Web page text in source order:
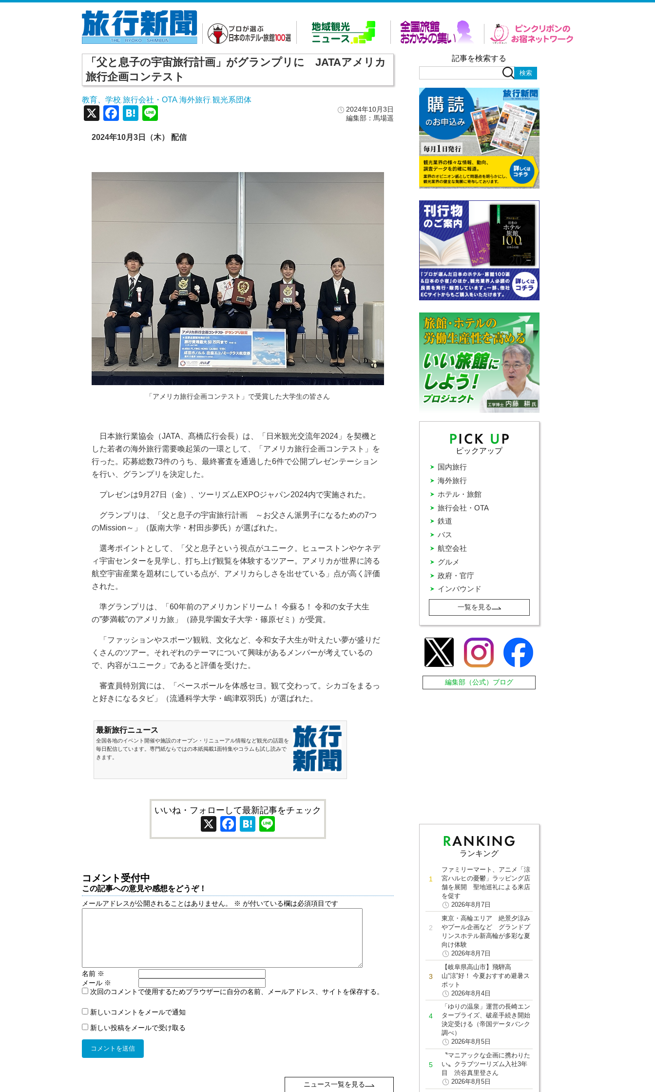
「父と息子の宇宙旅行計画」がグランプリに JATAアメリカ
旅行企画コンテスト
教育、学校 旅行会社・OTA 海外旅行 ,観光系団体
2024年10月3日
編集部：馬場遥
X Facebook
Hatena
2024年10月3日（木） 配信
「アメリカ旅行企画コンテスト」で受賞した大学生の皆さん
日本旅行業協会（JATA、髙橋広行会長）は、「日米観光交流年2024」を契機と
した若者の海外旅行需要喚起策の一環として、「アメリカ旅行企画コンテスト」を
行った。応募総数73件のうち、最終審査を通過した6件で公開プレゼンテーション
を行い、グランプリを決定した。
プレゼンは9月27日（金）、ツーリズムEXPOジャパン2024内で実施された。
グランプリは、「父と息子の宇宙旅行計画 ～お父さん派男子になるための7つ
のMission～」（阪南大学・村田歩夢氏）が選ばれた。
選考ポイントとして、「父と息子という視点がユニーク。ヒューストンやケネデ
ィ宇宙センターを見学し、打ち上げ観覧を体験するツアー。アメリカが世界に誇る
航空宇宙産業を題材にしている点が、アメリカらしさを出せている」点が高く評価
された。
準グランプリは、「60年前のアメリカンドリーム！ 今蘇る！ 令和の女子大生
の”夢満載”のアメリカ旅」（跡見学園女子大学・篠原ゼミ）が受賞。
「ファッションやスポーツ観戦、文化など、令和女子大生が叶えたい夢が盛りだ
くさんのツアー。それぞれのテーマについて興味があるメンバーが考えているの
で、内容がユニーク」であると評価を受けた。
審査員特別賞には、「ベースボールを体感セヨ。観て交わって。シカゴをまるっ
と好きになるタビ」（流通科学大学・嶋津双羽氏）が選ばれた。
最新旅行ニュース
全国各地のイベント開催や施設のオープン・リニューアル情報など観光の話題を
毎日配信しています。専門紙ならではの本紙掲載1面特集やコラムも試し読みで
きます。
いいね・フォローして最新記事をチェック
X Facebook
Hatena
コメント受付中
この記事への意見や感想をどうぞ！
メールアドレスが公開されることはありません。 ※ が付いている欄は必須項目です
名前 ※
メール ※
次回のコメントで使用するためブラウザーに自分の名前、メールアドレス、サイトを保存する。
新しいコメントをメールで通知
新しい投稿をメールで受け取る
ニュース一覧を見る
記事を検索する
ピックアップ
インバウンド
グルメ
バス
ホテル・旅館
国内旅行
政府・官庁
旅行会社・OTA
海外旅行
航空会社
鉄道
一覧を見る
編集部（公式）ブログ
ランキング
ファミリーマート、アニメ「涼
宮ハルヒの憂鬱」ラッピング店
舗を展開 聖地巡礼による来店
を促す
2026年8月7日
東京・高輪エリア 絶景夕涼み
やプール企画など グランドプ
リンスホテル新高輪が多彩な夏
向け体験
2026年8月7日
【岐阜県高山市】飛騨高
山“涼”好！ 今夏おすすめ避暑ス
ポット
2026年8月4日
「ゆりの温泉」運営の長崎エン
タープライズ、破産手続き開始
決定受ける（帝国データバンク
調べ）
2026年8月5日
〝マニアックな企画に携わりた
い〟クラブツーリズム入社3年
目 渋谷真里登さん
2026年8月5日